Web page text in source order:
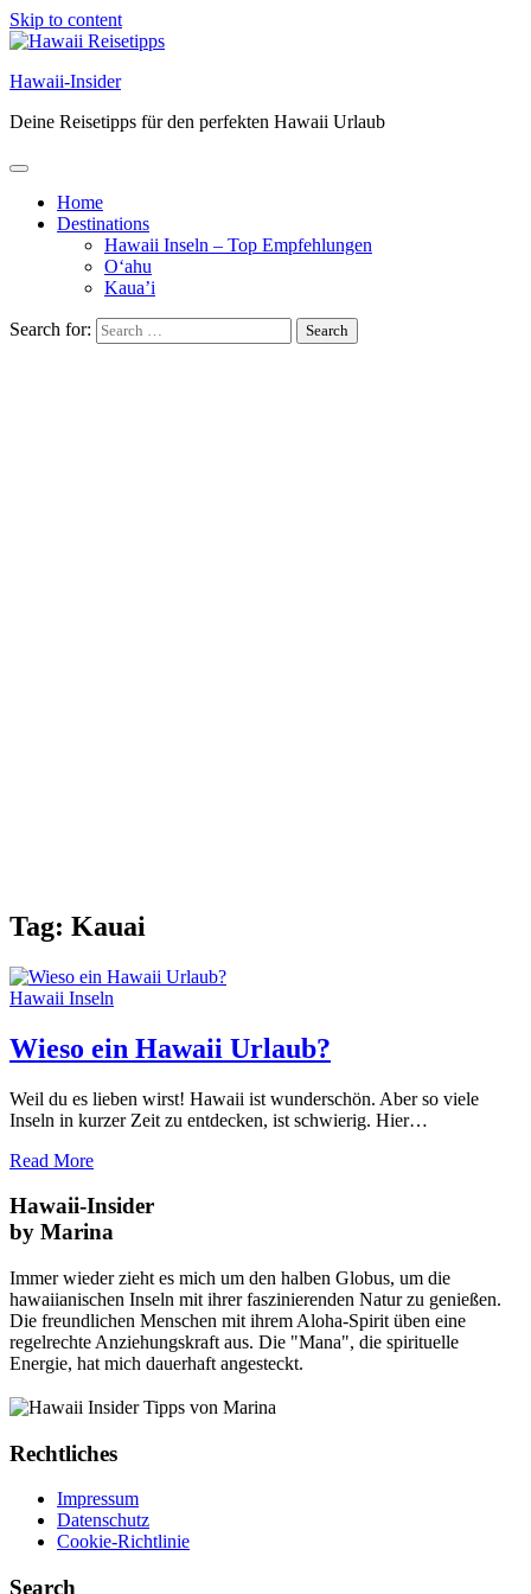
Skip to content
Hawaii-Insider
Deine Reisetipps für den perfekten Hawaii Urlaub
Home
Destinations
Hawaii Inseln – Top Empfehlungen
O‘ahu
Kaua’i
Search for:
Tag: Kauai
Hawaii Inseln
Wieso ein Hawaii Urlaub?
Weil du es lieben wirst! Hawaii ist wunderschön. Aber so viele
Inseln in kurzer Zeit zu entdecken, ist schwierig. Hier…
Read More
Hawaii-Insider
by Marina
Immer wieder zieht es mich um den halben Globus, um die
hawaiianischen Inseln mit ihrer faszinierenden Natur zu genießen.
Die freundlichen Menschen mit ihrem Aloha-Spirit üben eine
regelrechte Anziehungskraft aus. Die "Mana", die spirituelle
Energie, hat mich dauerhaft angesteckt.
Rechtliches
Impressum
Datenschutz
Cookie-Richtlinie
Search